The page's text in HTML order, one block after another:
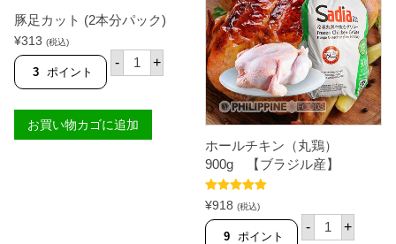
豚足カット (2本分パック)
¥313 (税込)
3 ポイント
- 豚
足
ト
(
2
+
お買い物カゴに追加
ホールチキン（丸鶏）
900g 【ブラジル産】
5段階中5.00
の評価
¥918 (税込)
9 ポイント
- ホ
ー
+